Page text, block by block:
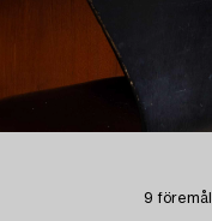
9 föremål